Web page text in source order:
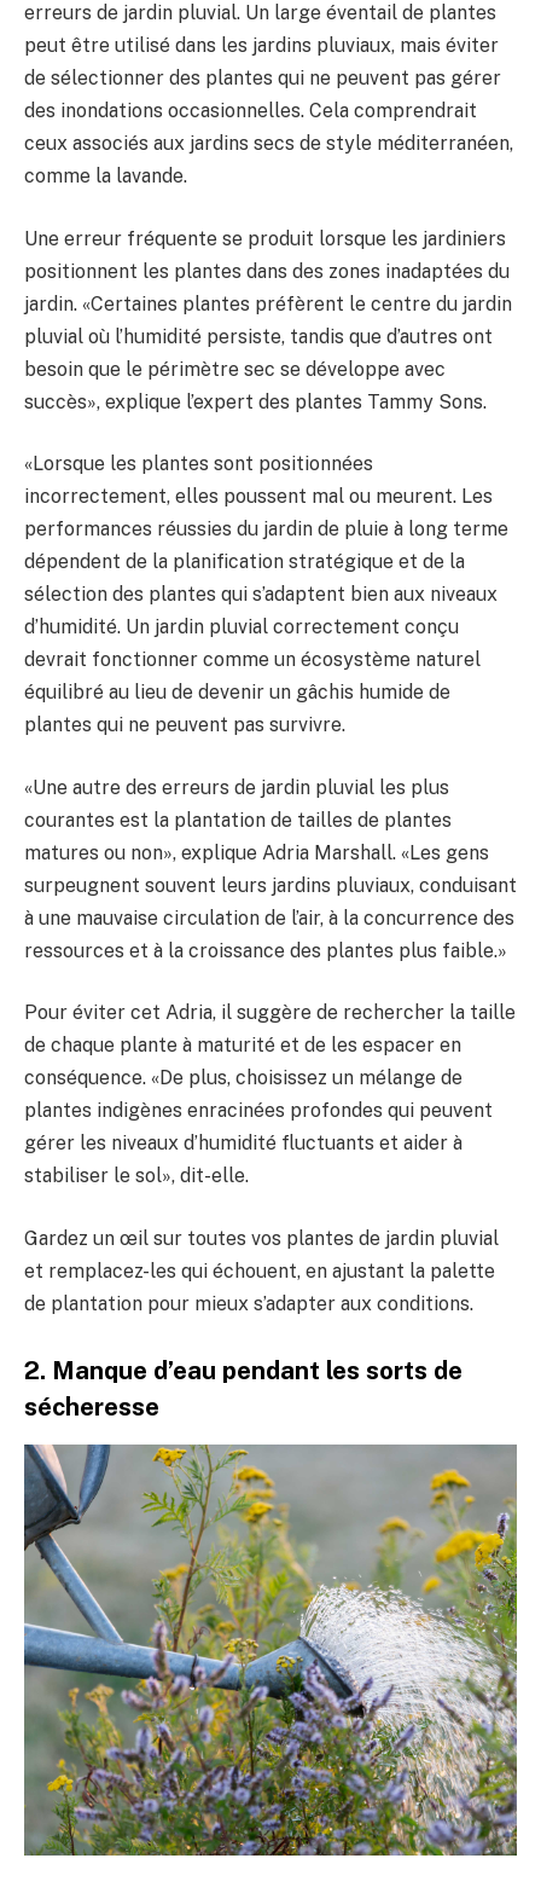
erreurs de jardin pluvial. Un large éventail de plantes
peut être utilisé dans les jardins pluviaux, mais éviter
de sélectionner des plantes qui ne peuvent pas gérer
des inondations occasionnelles. Cela comprendrait
ceux associés aux jardins secs de style méditerranéen,
comme la lavande.
Une erreur fréquente se produit lorsque les jardiniers
positionnent les plantes dans des zones inadaptées du
jardin. «Certaines plantes préfèrent le centre du jardin
pluvial où l’humidité persiste, tandis que d’autres ont
besoin que le périmètre sec se développe avec
succès», explique l’expert des plantes Tammy Sons.
«Lorsque les plantes sont positionnées
incorrectement, elles poussent mal ou meurent. Les
performances réussies du jardin de pluie à long terme
dépendent de la planification stratégique et de la
sélection des plantes qui s’adaptent bien aux niveaux
d’humidité. Un jardin pluvial correctement conçu
devrait fonctionner comme un écosystème naturel
équilibré au lieu de devenir un gâchis humide de
plantes qui ne peuvent pas survivre.
«Une autre des erreurs de jardin pluvial les plus
courantes est la plantation de tailles de plantes
matures ou non», explique Adria Marshall. «Les gens
surpeugnent souvent leurs jardins pluviaux, conduisant
à une mauvaise circulation de l’air, à la concurrence des
ressources et à la croissance des plantes plus faible.»
Pour éviter cet Adria, il suggère de rechercher la taille
de chaque plante à maturité et de les espacer en
conséquence. «De plus, choisissez un mélange de
plantes indigènes enracinées profondes qui peuvent
gérer les niveaux d’humidité fluctuants et aider à
stabiliser le sol», dit-elle.
Gardez un œil sur toutes vos plantes de jardin pluvial
et remplacez-les qui échouent, en ajustant la palette
de plantation pour mieux s’adapter aux conditions.
2. Manque d’eau pendant les sorts de
sécheresse